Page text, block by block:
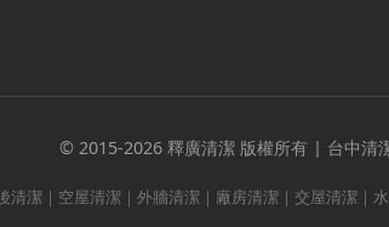
© 2015-2026 釋廣清潔 版權所有 | 台中清
清潔｜空屋清潔｜外牆清潔｜廠房清潔｜交屋清潔｜